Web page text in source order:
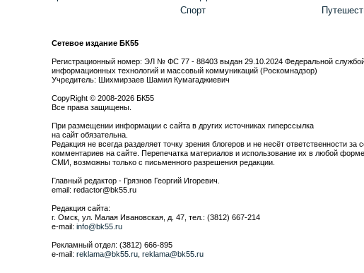
Спорт
Сетевое издание БК55
Регистрационный номер: ЭЛ № ФС 77 - 88403 выдан 29.10.2024 Федеральной
информационных технологий и массовый коммуникаций (Роскомнадзор)
Учредитель: Шихмирзаев Шамил Кумагаджиевич
CopyRight © 2008-2026 БК55
Все права защищены.
При размещении информации с сайта в других источниках гиперссылка
на сайт обязательна.
Редакция не всегда разделяет точку зрения блогеров и не несёт ответственности за
комментариев на сайте. Перепечатка материалов и использование их в любой
СМИ, возможны только с письменного разрешения редакции.
Главный редактор - Грязнов Георгий Игоревич.
email: redactor@bk55.ru
Редакция сайта:
г. Омск, ул. Малая Ивановская, д. 47, тел.: (3812) 667-214
e-mail: info@bk55.ru
Рекламный отдел: (3812) 666-895
e-mail: reklama@bk55.ru reklama@bk55.ru